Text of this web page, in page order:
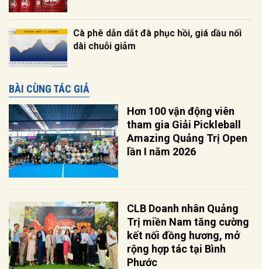
Cà phê dẫn dắt đà phục hồi, giá dầu nối
dài chuỗi giảm
BÀI CÙNG TÁC GIẢ
Hơn 100 vận động viên
tham gia Giải Pickleball
Amazing Quảng Trị Open
lần I năm 2026
CLB Doanh nhân Quảng
Trị miền Nam tăng cường
kết nối đồng hương, mở
rộng hợp tác tại Bình
Phước